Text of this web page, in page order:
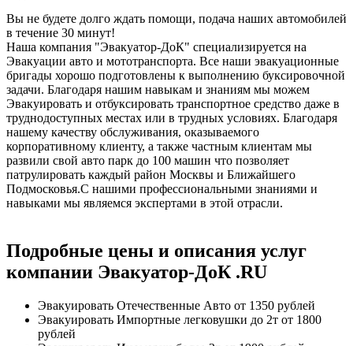
Вы не будете долго ждать помощи, подача наших автомобилей
в течение 30 минут!
Наша компания "Эвакуатор-ДоК" специализируется на
Эвакуации авто и мототранспорта. Все наши эвакуационные
бригады хорошо подготовлены к выполнению буксировочной
задачи. Благодаря нашим навыкам и знаниям мы можем
Эвакуировать и отбуксировать транспортное средство даже в
труднодоступных местах или в трудных условиях. Благодаря
нашему качеству обслуживания, оказываемого
корпоративному клиенту, а также частным клиентам мы
развили свой авто парк до 100 машин что позволяет
патрулировать каждый район Москвы и Ближайшего
Подмосковья.С нашими профессиональными знаниями и
навыками мы являемся экспертами в этой отрасли.
Подробные цены и описания услуг
компании Эвакуатор-ДоК .RU
Эвакуировать Отечественные Авто от 1350 рублей
Эвакуировать Импортные легковушки до 2т от 1800
рублей